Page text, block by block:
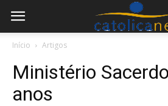
Início Artigos
Ministério
anos